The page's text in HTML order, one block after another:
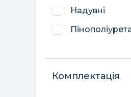
Надувні
Комплектація